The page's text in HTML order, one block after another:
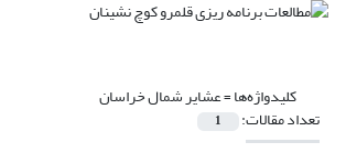
کلیدواژه‌ها =عشایر شمال خراسان
تعداد مقالات: 1